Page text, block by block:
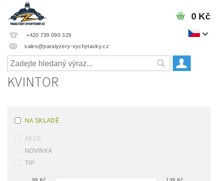
+420 739 090 329
sales@paralyzery-vychytavky.cz
0 Kč
KVINTOR
NA SKLADĚ
AKCE
NOVINKA
TIP
99 Kč 139 Kč